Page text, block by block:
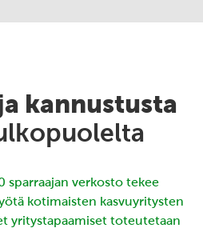
kannustusta
sparraajan verkosto tekee
kotimaisten kasvuyritysten
yritystapaamiset toteutetaan